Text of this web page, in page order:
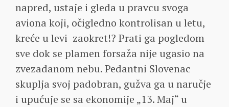
napred, ustaje i gleda u pravcu svoga
aviona koji, očigledno kontrolisan u letu,
kreće u levi zaokret!? Prati ga pogledom
sve dok se plamen forsaža nije ugasio na
zvezadanom nebu. Pedantni Slovenac
skuplja svoj padobran, gužva ga u naručje
i upućuje se sa ekonomije „13. Maj“ u